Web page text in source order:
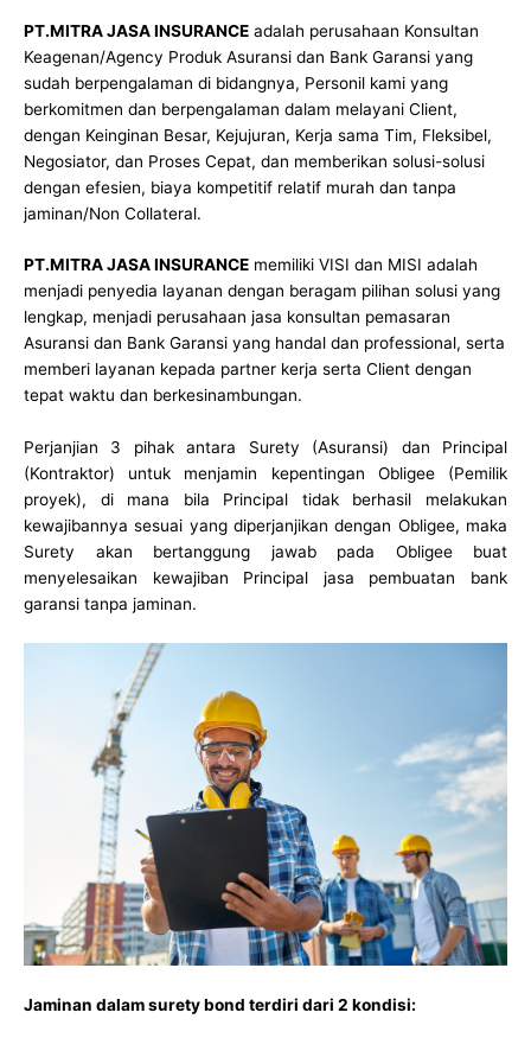
PT.MITRA JASA INSURANCE adalah perusahaan Konsultan
Keagenan/Agency Produk Asuransi dan Bank Garansi yang
sudah berpengalaman di bidangnya, Personil kami yang
berkomitmen dan berpengalaman dalam melayani Client,
dengan Keinginan Besar, Kejujuran, Kerja sama Tim, Fleksibel,
Negosiator, dan Proses Cepat, dan memberikan solusi-solusi
dengan efesien, biaya kompetitif relatif murah dan tanpa
jaminan/Non Collateral.
PT.MITRA JASA INSURANCE memiliki VISI dan MISI adalah
menjadi penyedia layanan dengan beragam pilihan solusi yang
lengkap, menjadi perusahaan jasa konsultan pemasaran
Asuransi dan Bank Garansi yang handal dan professional, serta
memberi layanan kepada partner kerja serta Client dengan
tepat waktu dan berkesinambungan.
Perjanjian 3 pihak antara Surety (Asuransi) dan Principal
(Kontraktor) untuk menjamin kepentingan Obligee (Pemilik
proyek), di mana bila Principal tidak berhasil melakukan
kewajibannya sesuai yang diperjanjikan dengan Obligee, maka
Surety akan bertanggung jawab pada Obligee buat
menyelesaikan kewajiban Principal jasa pembuatan bank
garansi tanpa jaminan.
Jaminan dalam surety bond terdiri dari 2 kondisi: